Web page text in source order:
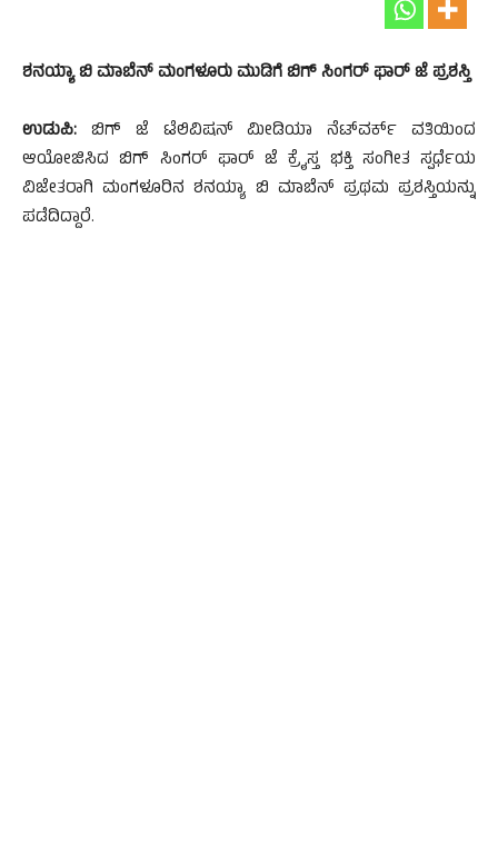
ಶನಯ್ಯಾ ಬಿ ಮಾಬೆನ್ ಮಂಗಳೂರು ಮುಡಿಗೆ ಬಿಗ್ ಸಿಂಗರ್ ಫಾರ್ ಜೆ ಪ್ರಶಸ್ತಿ
ಉಡುಪಿ: ಬಿಗ್ ಜೆ ಟೆಲಿವಿಷನ್ ಮೀಡಿಯಾ ನೆಟ್‍ವರ್ಕ್ ವತಿಯಿಂದ
ಆಯೋಜಿಸಿದ ಬಿಗ್ ಸಿಂಗರ್ ಫಾರ್ ಜೆ ಕ್ರೈಸ್ತ ಭಕ್ತಿ ಸಂಗೀತ ಸ್ಪರ್ಧೆಯ
ವಿಜೇತರಾಗಿ ಮಂಗಳೂರಿನ ಶನಯ್ಯಾ ಬಿ ಮಾಬೆನ್ ಪ್ರಥಮ ಪ್ರಶಸ್ತಿಯನ್ನು
ಪಡೆದಿದ್ದಾರೆ.